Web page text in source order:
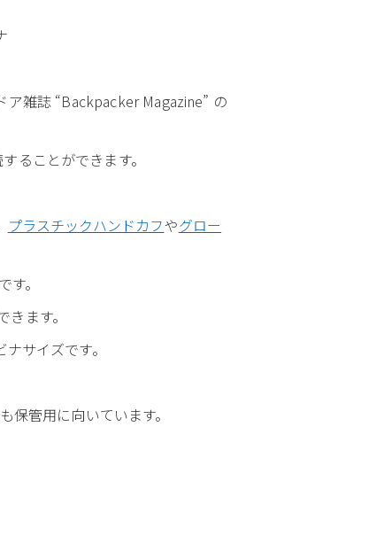
雑誌 “Backpacker Magazine” の
ることができます。
プラスチックハンドカフやグロー
。
ます。
サイズです。
管用に向いています。